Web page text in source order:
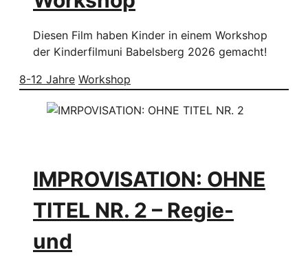
Diesen Film haben Kinder in einem Workshop
der Kinderfilmuni Babelsberg 2026 gemacht!
8-12 Jahre Workshop
IMPROVISATION: OHNE
TITEL NR. 2 – Regie-
und